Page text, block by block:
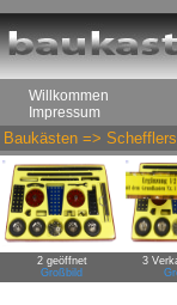
Willkommen
Impressum
Baukästen => Schefflers
2 geöffnet
Großbild
3